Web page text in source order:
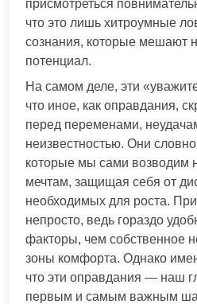
присмотреться
что это лишь хитроумные
сознания, которые мешают
потенциал.
На самом деле, эти
что иное, как оправдания,
перед переменами,
неизвестностью. Они
которые мы сами возводим
мечтам, защищая себя от
необходимых для роста.
непросто, ведь гораздо
факторы, чем собственное
зоны комфорта. Однако
что эти оправдания — наш
первым и самым важным